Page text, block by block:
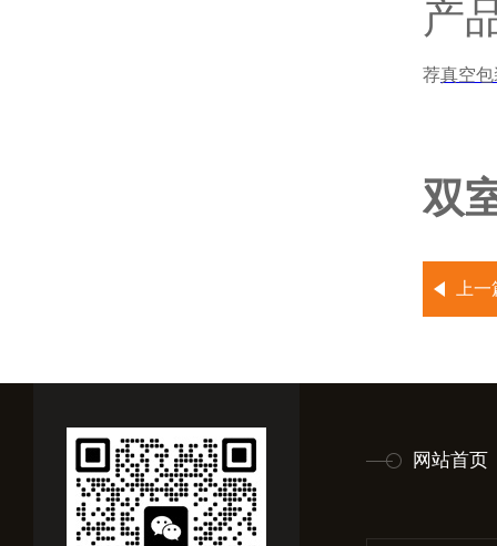
产
荐真空
双
上
网站首页